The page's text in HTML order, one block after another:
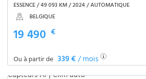
ESSENCE / 49 093 KM / 2024 / AUTOMATIQUE
BELGIQUE
19 490 €
Ou à partir de 339 €/ mois